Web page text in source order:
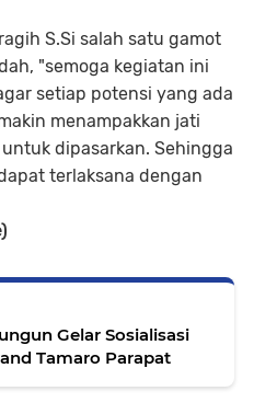
S.Si salah satu gamot
"semoga kegiatan ini
setiap potensi yang ada
menampakkan jati
dipasarkan. Sehingga
terlaksana dengan
Gelar Sosialisasi
Tamaro Parapat